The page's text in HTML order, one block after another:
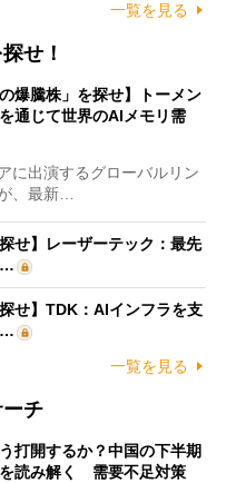
一覧を見る
せ！
爆騰株」を探せ】トーメン
通じて世界のAIメモリ需
に出演するグローバルリン
、最新…
せ】レーザーテック：最先
…
せ】TDK：AIインフラを支
…
一覧を見る
チ
打開するか？中国の下半期
読み解く 需要不足対策